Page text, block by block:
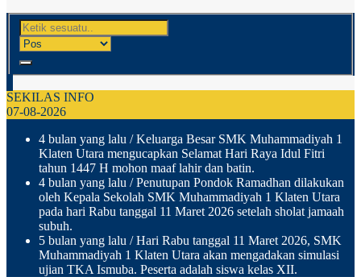
SEKILAS INFO
07-08-2026
4 bulan yang lalu / Keluarga Besar SMK Muhammadiyah 1
Klaten Utara mengucapkan Selamat Hari Raya Idul Fitri
tahun 1447 H mohon maaf lahir dan batin.
4 bulan yang lalu / Penutupan Pondok Ramadhan dilakukan
oleh Kepala Sekolah SMK Muhammadiyah 1 Klaten Utara
pada hari Rabu tanggal 11 Maret 2026 setelah sholat jamaah
subuh.
5 bulan yang lalu / Hari Rabu tanggal 11 Maret 2026, SMK
Muhammadiyah 1 Klaten Utara akan mengadakan simulasi
ujian TKA Ismuba. Peserta adalah siswa kelas XII.